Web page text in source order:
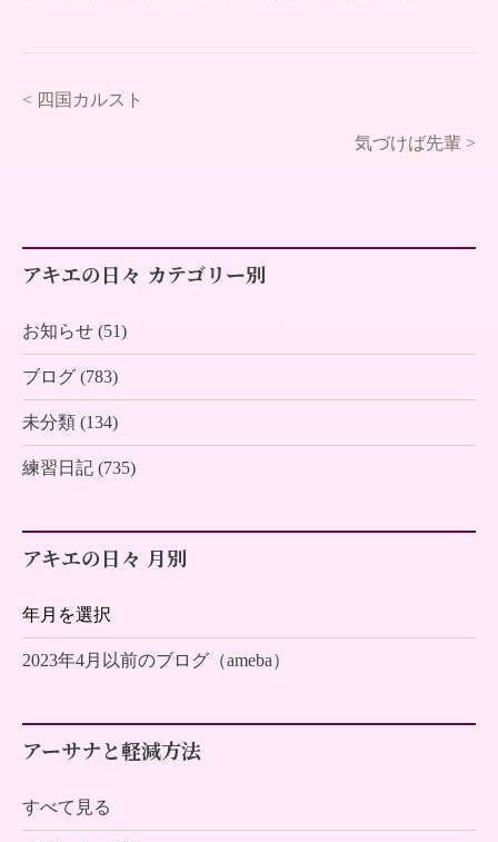
< 四国カルスト
気づけば先輩 >
アキエの日々 カテゴリー別
お知らせ (51)
ブログ (783)
未分類 (134)
練習日記 (735)
アキエの日々 月別
2023年4月以前のブログ（ameba）
アーサナと軽減方法
すべて見る